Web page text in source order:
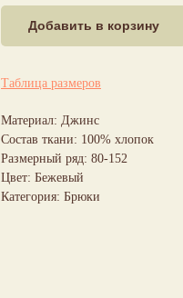
Добавить в корзину
Таблица размеров
Материал: Джинс
Состав ткани: 100% хлопок
Размерный ряд: 80-152
Цвет: Бежевый
Категория: Брюки